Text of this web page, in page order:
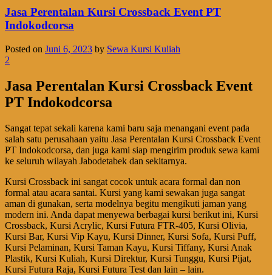
Jasa Perentalan Kursi Crossback Event PT
Indokodcorsa
Posted on Juni 6, 2023 by Sewa Kursi Kuliah
2
Jasa Perentalan Kursi Crossback Event
PT Indokodcorsa
Sangat tepat sekali karena kami baru saja menangani event pada
salah satu perusahaan yaitu Jasa Perentalan Kursi Crossback Event
PT Indokodcorsa, dan juga kami siap mengirim produk sewa kami
ke seluruh wilayah Jabodetabek dan sekitarnya.
Kursi Crossback ini sangat cocok untuk acara formal dan non
formal atau acara santai. Kursi yang kami sewakan juga sangat
aman di gunakan, serta modelnya begitu mengikuti jaman yang
modern ini. Anda dapat menyewa berbagai kursi berikut ini, Kursi
Crossback, Kursi Acrylic, Kursi Futura FTR-405, Kursi Olivia,
Kursi Bar, Kursi Vip Kayu, Kursi Dinner, Kursi Sofa, Kursi Puff,
Kursi Pelaminan, Kursi Taman Kayu, Kursi Tiffany, Kursi Anak
Plastik, Kursi Kuliah, Kursi Direktur, Kursi Tunggu, Kursi Pijat,
Kursi Futura Raja, Kursi Futura Test dan lain – lain.